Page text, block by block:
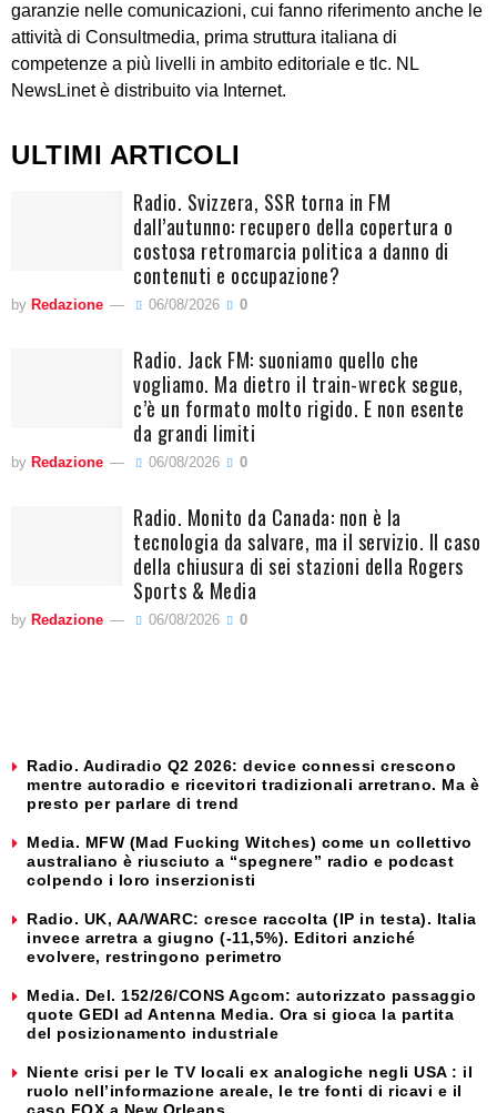
garanzie nelle comunicazioni, cui fanno riferimento anche le
attività di Consultmedia, prima struttura italiana di
competenze a più livelli in ambito editoriale e tlc. NL
NewsLinet è distribuito via Internet.
ULTIMI ARTICOLI
Radio. Svizzera, SSR torna in FM
dall’autunno: recupero della copertura o
costosa retromarcia politica a danno di
contenuti e occupazione?
by Redazione 06/08/2026 0
Radio. Jack FM: suoniamo quello che
vogliamo. Ma dietro il train-wreck segue,
c’è un formato molto rigido. E non esente
da grandi limiti
by Redazione 06/08/2026 0
Radio. Monito da Canada: non è la
tecnologia da salvare, ma il servizio. Il caso
della chiusura di sei stazioni della Rogers
Sports & Media
by Redazione 06/08/2026 0
Radio. Audiradio Q2 2026: device connessi crescono
mentre autoradio e ricevitori tradizionali arretrano. Ma è
presto per parlare di trend
Media. MFW (Mad Fucking Witches) come un collettivo
australiano è riusciuto a “spegnere” radio e podcast
colpendo i loro inserzionisti
Radio. UK, AA/WARC: cresce raccolta (IP in testa). Italia
invece arretra a giugno (-11,5%). Editori anziché
evolvere, restringono perimetro
Media. Del. 152/26/CONS Agcom: autorizzato passaggio
quote GEDI ad Antenna Media. Ora si gioca la partita
del posizionamento industriale
Niente crisi per le TV locali ex analogiche negli USA : il
ruolo nell’informazione areale, le tre fonti di ricavi e il